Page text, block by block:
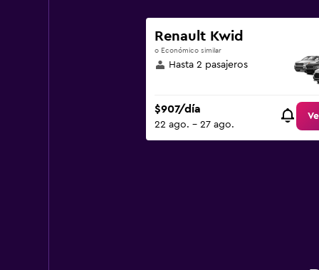
axis
displaying
values.
Range:
0
Renault Kwid
o Económico similar
Hasta 2 pasajeros
$907/día
22 ago. - 27 ago.